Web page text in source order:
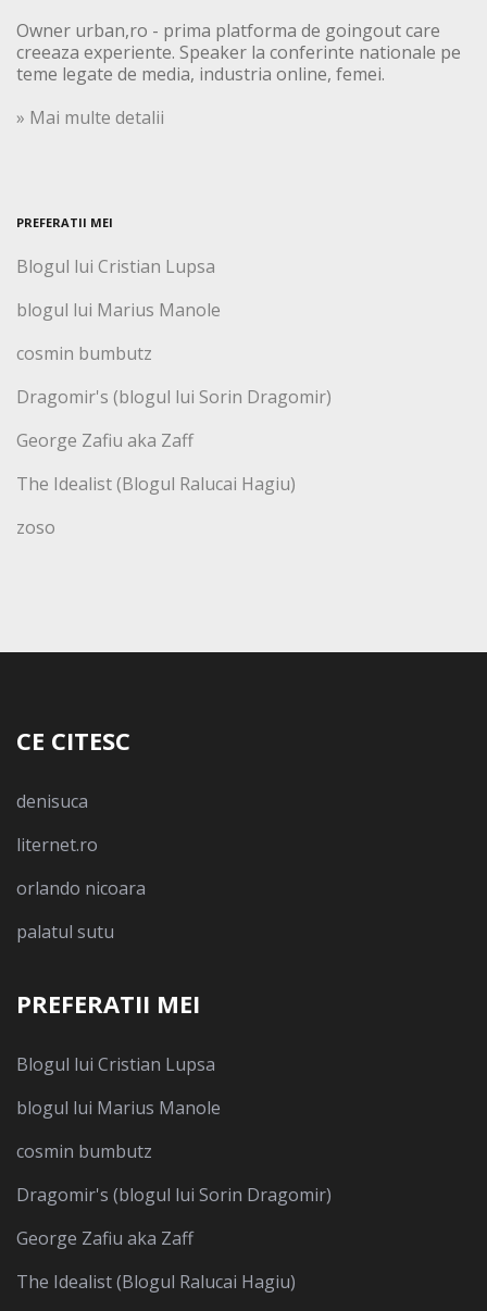
Owner urban,ro - prima platforma de goingout care
creeaza experiente. Speaker la conferinte nationale pe
teme legate de media, industria online, femei.
» Mai multe detalii
PREFERATII MEI
Blogul lui Cristian Lupsa
blogul lui Marius Manole
cosmin bumbutz
Dragomir's (blogul lui Sorin Dragomir)
George Zafiu aka Zaff
The Idealist (Blogul Ralucai Hagiu)
zoso
CE CITESC
denisuca
liternet.ro
orlando nicoara
palatul sutu
PREFERATII MEI
Blogul lui Cristian Lupsa
blogul lui Marius Manole
cosmin bumbutz
Dragomir's (blogul lui Sorin Dragomir)
George Zafiu aka Zaff
The Idealist (Blogul Ralucai Hagiu)